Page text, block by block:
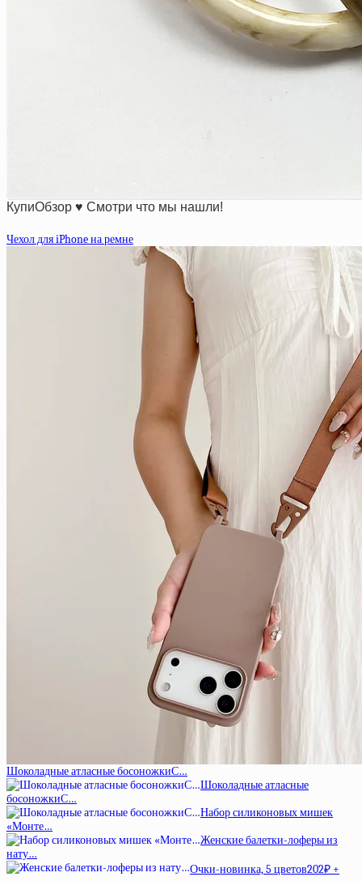
КупиОбзор ♥ Смотри что мы нашли!
Чехол для iPhone на ремне
Шоколадные атласные босоножкиС…
Шоколадные атласные
босоножкиС…
Набор силиконовых мишек
«Монте…
Женские балетки-лоферы из
нату…
Очки-новинка, 5 цветов202₽ +